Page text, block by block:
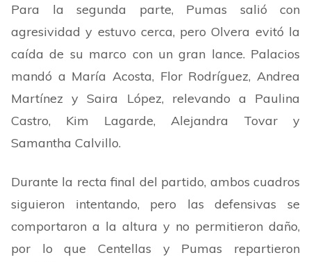
Para la segunda parte, Pumas salió con
agresividad y estuvo cerca, pero Olvera evitó la
caída de su marco con un gran lance. Palacios
mandó a María Acosta, Flor Rodríguez, Andrea
Martínez y Saira López, relevando a Paulina
Castro, Kim Lagarde, Alejandra Tovar y
Samantha Calvillo.
Durante la recta final del partido, ambos cuadros
siguieron intentando, pero las defensivas se
comportaron a la altura y no permitieron daño,
por lo que Centellas y Pumas repartieron